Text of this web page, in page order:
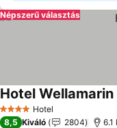
Népszerű választás
4 KategóriaHotel
Hotel Wellamarin
8,5 Kiváló 2804 6.1